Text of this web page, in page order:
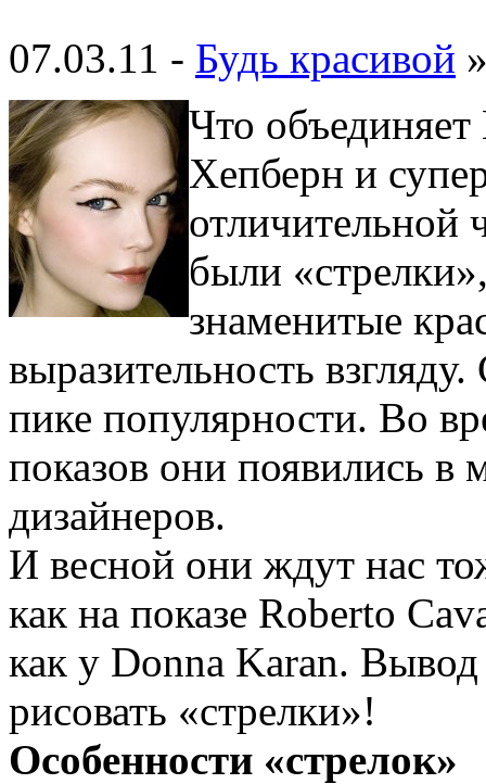
07.03.11 - Будь красивой
Что
Хепберн и
отличительной
были
знаменитые
выразительность
пике популярности. Во
показов они появились в
дизайнеров.
И весной они ждут нас
как на показе Roberto
как у Donna Karan. Вывод
рисовать «стрелки»!
Особенности «стрелок»